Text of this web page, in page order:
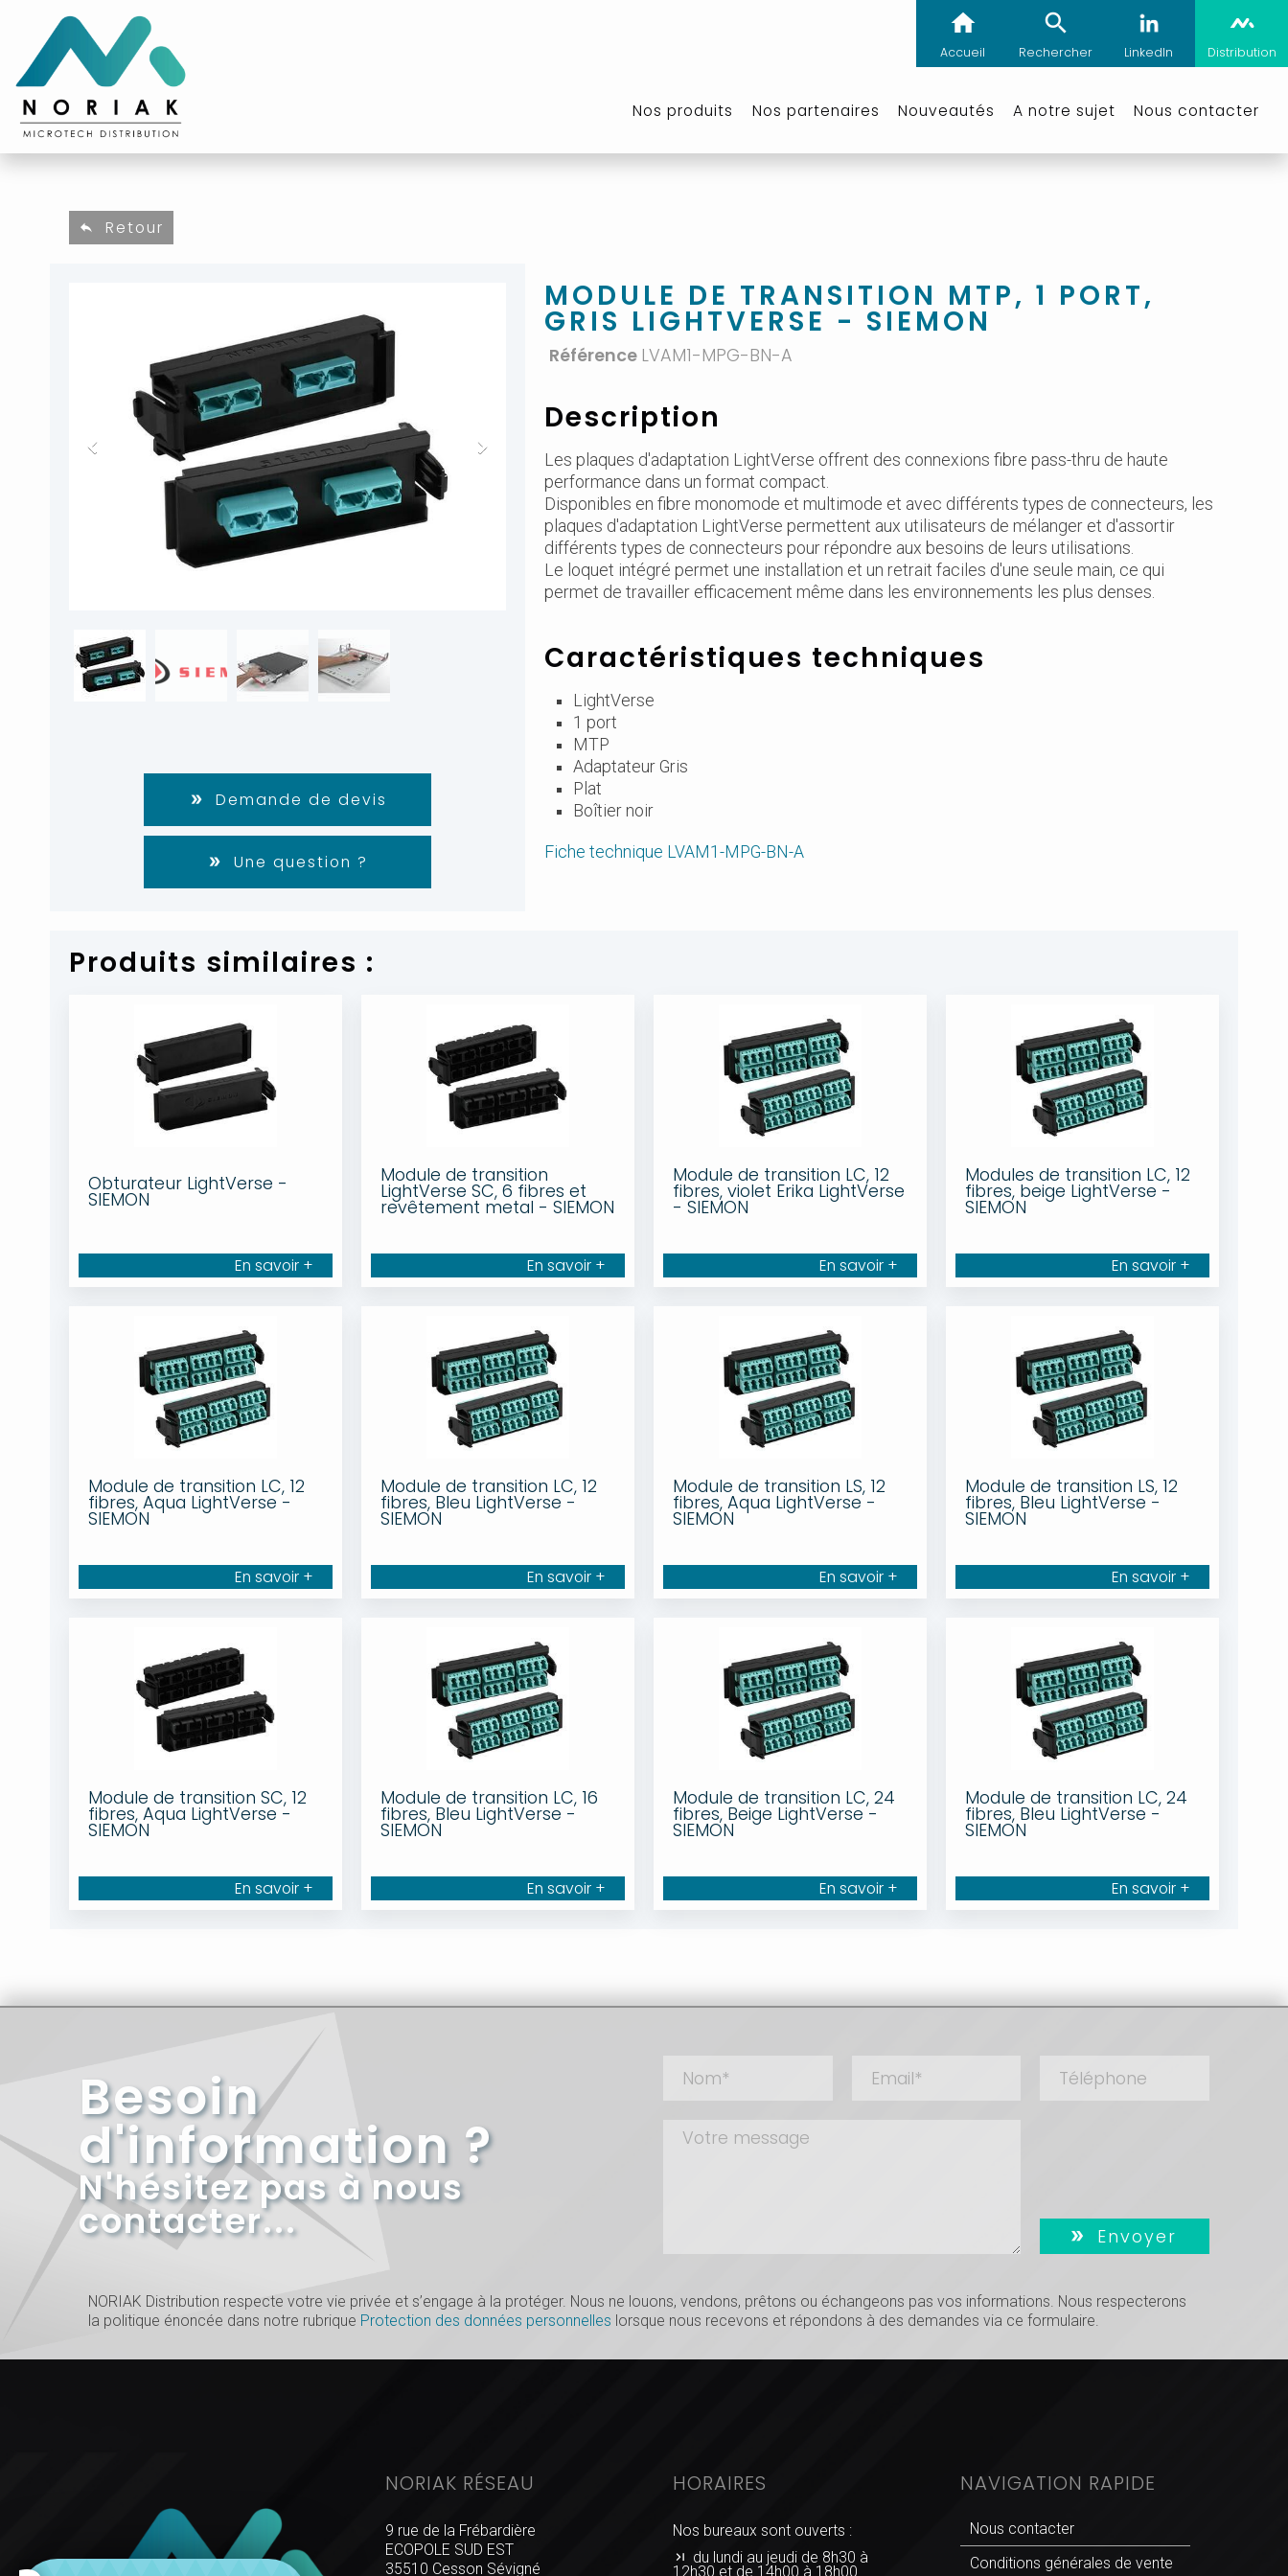
Accueil Rechercher LinkedIn Distribution
Nos produits Nos partenaires Nouveautés A notre sujet Nous contacter
Retour
Demande de devis
Une question ?
MODULE DE TRANSITION MTP, 1 PORT,
GRIS LIGHTVERSE - SIEMON
Référence LVAM1-MPG-BN-A
Description
Les plaques d'adaptation LightVerse offrent des connexions fibre pass-thru de haute
performance dans un format compact.
Disponibles en fibre monomode et multimode et avec différents types de connecteurs, les
plaques d'adaptation LightVerse permettent aux utilisateurs de mélanger et d'assortir
différents types de connecteurs pour répondre aux besoins de leurs utilisations.
Le loquet intégré permet une installation et un retrait faciles d'une seule main, ce qui
permet de travailler efficacement même dans les environnements les plus denses.
Caractéristiques techniques
LightVerse
1 port
MTP
Adaptateur Gris
Plat
Boîtier noir
Fiche technique LVAM1-MPG-BN-A
Produits similaires :
Obturateur LightVerse -
SIEMON
En savoir +
Module de transition
LightVerse SC, 6 fibres et
revêtement metal - SIEMON
En savoir +
Module de transition LC, 12
fibres, violet Erika LightVerse
- SIEMON
En savoir +
Modules de transition LC, 12
fibres, beige LightVerse -
SIEMON
En savoir +
Module de transition LC, 12
fibres, Aqua LightVerse -
SIEMON
En savoir +
Module de transition LC, 12
fibres, Bleu LightVerse -
SIEMON
En savoir +
Module de transition LS, 12
fibres, Aqua LightVerse -
SIEMON
En savoir +
Module de transition LS, 12
fibres, Bleu LightVerse -
SIEMON
En savoir +
Module de transition SC, 12
fibres, Aqua LightVerse -
SIEMON
En savoir +
Module de transition LC, 16
fibres, Bleu LightVerse -
SIEMON
En savoir +
Module de transition LC, 24
fibres, Beige LightVerse -
SIEMON
En savoir +
Module de transition LC, 24
fibres, Bleu LightVerse -
SIEMON
En savoir +
Besoin
d'information ?
N'hésitez pas à nous
contacter... Envoyer
NORIAK Distribution respecte votre vie privée et s’engage à la protéger. Nous ne louons, vendons, prêtons ou échangeons pas vos informations. Nous respecterons
la politique énoncée dans notre rubrique Protection des données personnelles lorsque nous recevons et répondons à des demandes via ce formulaire.
NORIAK RÉSEAU
9 rue de la Frébardière
ECOPOLE SUD EST
35510 Cesson Sévigné
HORAIRES
Nos bureaux sont ouverts :
du lundi au jeudi de 8h30 à
12h30 et de 14h00 à 18h00
NAVIGATION RAPIDE
Nous contacter
Conditions générales de vente